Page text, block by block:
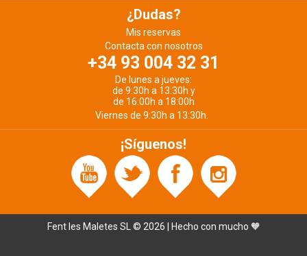
¿Dudas?
Mis reservas
Contacta con nosotros
+34 93 004 32 31
De lunes a jueves:
de 9:30h a 13:30h y
de 16:00h a 18:00h
Viernes de 9:30h a 13:30h.
¡Síguenos!
Fent les Maletes SL © 2026 | Hecho con mucho 🧡